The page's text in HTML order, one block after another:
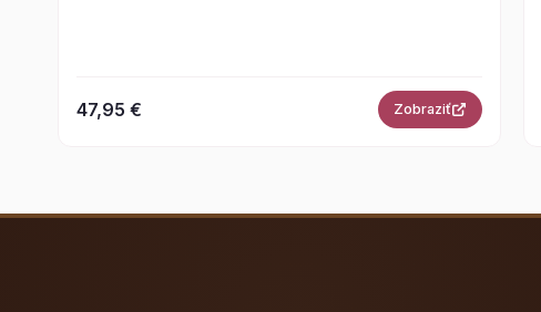
47,95 € Zobraziť